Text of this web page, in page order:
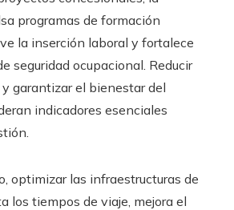
programas de formación
la inserción laboral y fortalece
seguridad ocupacional. Reducir
garantizar el bienestar del
indicadores esenciales
optimizar las infraestructuras de
los tiempos de viaje, mejora el